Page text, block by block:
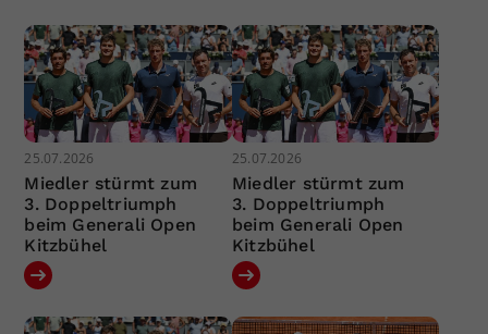
25.07.2026
Miedler stürmt zum
3. Doppeltriumph
beim Generali Open
Kitzbühel
25.07.2026
Miedler stürmt zum
3. Doppeltriumph
beim Generali Open
Kitzbühel